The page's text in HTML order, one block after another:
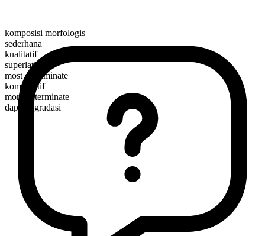
komposisi morfologis
sederhana
kualitatif
superlatif
most determinate
komparatif
more determinate
dapat digradasi